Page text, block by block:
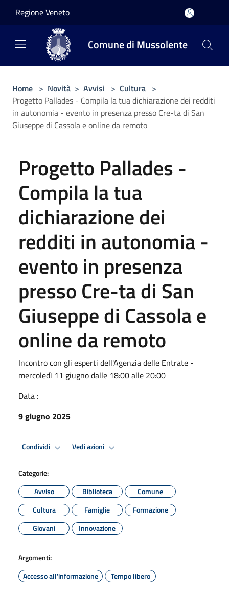
Regione Veneto
Comune di Mussolente
Home > Novità > Avvisi > Cultura >
Progetto Pallades - Compila la tua dichiarazione dei redditi
in autonomia - evento in presenza presso Cre-ta di San
Giuseppe di Cassola e online da remoto
Progetto Pallades -
Compila la tua
dichiarazione dei
redditi in autonomia -
evento in presenza
presso Cre-ta di San
Giuseppe di Cassola e
online da remoto
Incontro con gli esperti dell'Agenzia delle Entrate -
mercoledì 11 giugno dalle 18:00 alle 20:00
Data :
9 giugno 2025
Condividi Vedi azioni
Categorie:
Avviso
Biblioteca
Comune
Cultura
Famiglie
Formazione
Giovani
Innovazione
Argomenti:
Accesso all'informazione
Tempo libero